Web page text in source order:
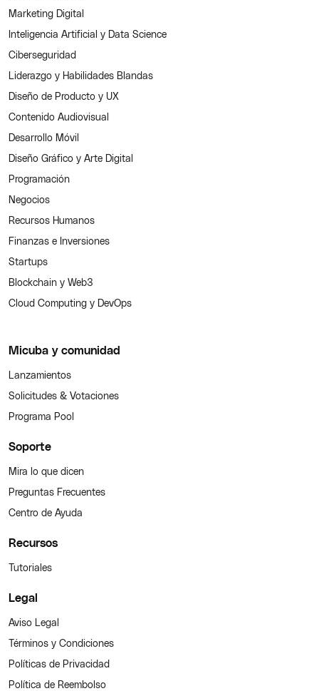
Marketing Digital
Inteligencia Artificial y Data Science
Ciberseguridad
Liderazgo y Habilidades Blandas
Diseño de Producto y UX
Contenido Audiovisual
Desarrollo Móvil
Diseño Gráfico y Arte Digital
Programación
Negocios
Recursos Humanos
Finanzas e Inversiones
Startups
Blockchain y Web3
Cloud Computing y DevOps
Micuba y comunidad
Lanzamientos
Solicitudes & Votaciones
Programa Pool
Soporte
Mira lo que dicen
Preguntas Frecuentes
Centro de Ayuda
Recursos
Tutoriales
Legal
Aviso Legal
Términos y Condiciones
Políticas de Privacidad
Política de Reembolso